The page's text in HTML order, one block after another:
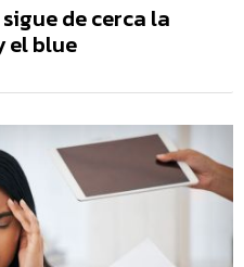
de cerca la
el blue